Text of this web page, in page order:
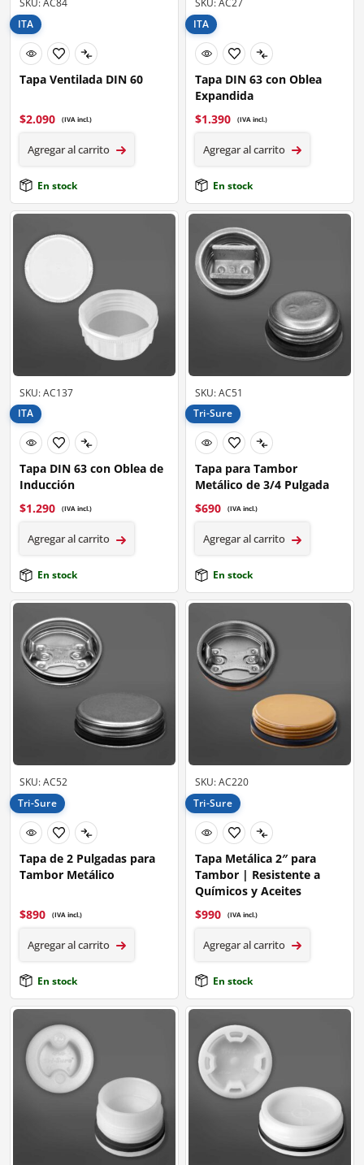
SKU: AC84
ITA
Tapa Ventilada DIN 60
$2.090 (IVA incl.)
Agregar al carrito
En stock
SKU: AC27
ITA
Tapa DIN 63 con Oblea
Expandida
$1.390 (IVA incl.)
Agregar al carrito
En stock
SKU: AC137
ITA
Tapa DIN 63 con Oblea de
Inducción
$1.290 (IVA incl.)
Agregar al carrito
En stock
SKU: AC51
Tri-Sure
Tapa para Tambor
Metálico de 3/4 Pulgada
$690 (IVA incl.)
Agregar al carrito
En stock
SKU: AC52
Tri-Sure
Tapa de 2 Pulgadas para
Tambor Metálico
$890 (IVA incl.)
Agregar al carrito
En stock
SKU: AC220
Tri-Sure
Tapa Metálica 2″ para
Tambor | Resistente a
Químicos y Aceites
$990 (IVA incl.)
Agregar al carrito
En stock